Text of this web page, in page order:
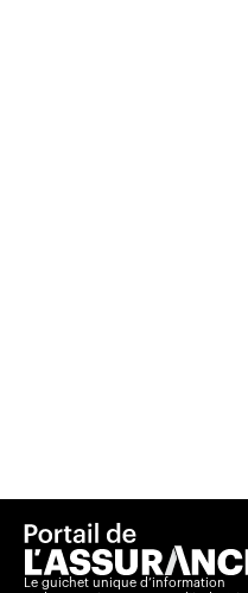
Le guichet unique d’information